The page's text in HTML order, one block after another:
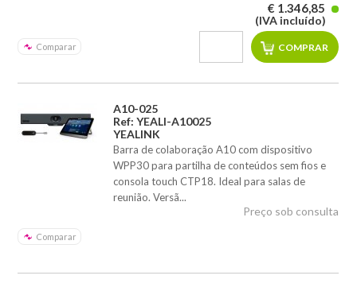
Comparar
€ 1.346,85
(IVA incluído)
A10-025
Ref: YEALI-A10025
YEALINK
Barra de colaboração A10 com dispositivo
WPP30 para partilha de conteúdos sem fios e
consola touch CTP18. Ideal para salas de
reunião. Versã...
Comparar
Preço sob consulta